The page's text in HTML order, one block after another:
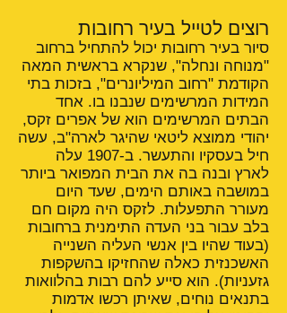
רוצים לטייל בעיר רחובות
סיור בעיר רחובות יכול להתחיל ברחוב
"מנוחה ונחלה", שנקרא בראשית המאה
הקודמת "רחוב המיליונרים", בזכות בתי
המידות המרשימים שנבנו בו. אחד
הבתים המרשימים הוא של אפרים זקס,
יהודי ממוצא ליטאי שהיגר לארה"ב, עשה
חיל בעסקיו והתעשר. ב-1907 עלה
לארץ ובנה בה את הבית המפואר ביותר
במושבה באותם הימים, שעד היום
מעורר התפעלות. לזקס היה מקום חם
בלב עבור בני העדה התימנית ברחובות
(בעוד שהיו בין אנשי העליה השנייה
האשכנזית כאלה שהחזיקו בהשקפות
גזעניות). הוא סייע להם רבות בהלוואות
בתנאים נוחים, שאיתן רכשו אדמות